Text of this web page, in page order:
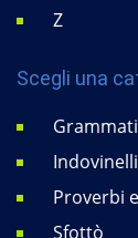
Z
Scegli una
Indovinelli
Proverbi
Sfottò